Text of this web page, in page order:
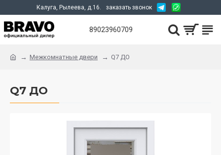
Калуга, Рылеева, д.16. заказать звонок
89023960709
Межкомнатные двери Q7 ДО
Q7 ДО